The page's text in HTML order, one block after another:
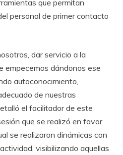
que permitan
personal de primer contacto
dar servicio a la
empecemos dándonos ese
autoconocimiento,
de nuestras
el facilitador de este
que se realizó en favor
se realizaron dinámicas con
visibilizando aquellas